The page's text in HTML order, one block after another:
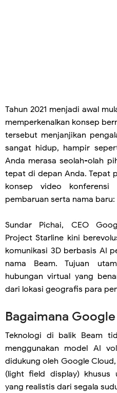
Tahun 2021 menjadi awal
memperkenalkan konsep
tersebut menjanjikan
sangat hidup, hampir
Anda merasa seolah-olah
tepat di depan Anda. Tepat
konsep video konferensi
pembaruan serta nama baru:
Sundar Pichai, CEO
Project Starline kini
komunikasi 3D berbasis AI
nama Beam. Tujuan
hubungan virtual yang
dari lokasi geografis para
Bagaimana
Teknologi di balik Beam
menggunakan model AI
didukung oleh Google
(light field display) khusus
yang realistis dari segala